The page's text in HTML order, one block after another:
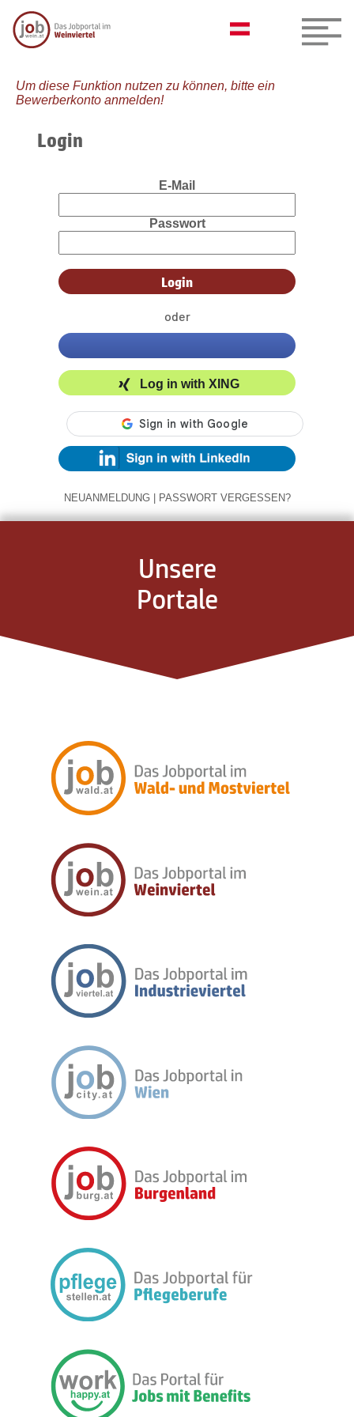
Um diese Funktion nutzen zu können, bitte ein
Bewerberkonto anmelden!
Login
E-Mail
Passwort
oder
Log in with XING
NEUANMELDUNG | PASSWORT VERGESSEN?
Unsere
Portale